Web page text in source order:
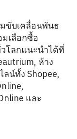
ขับเคลื่อนพันธ
มเลือกซื้อ
ลกแนะนำได้ที่
ห้าง
น์ทั้ง Shopee,
และ